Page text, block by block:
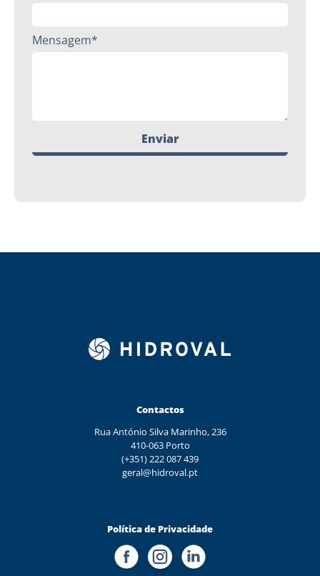
Mensagem*
Enviar
Contactos
Rua António Silva Marinho, 236
410-063 Porto
(+351) 222 087 439
geral@hidroval.pt
Política de Privacidade